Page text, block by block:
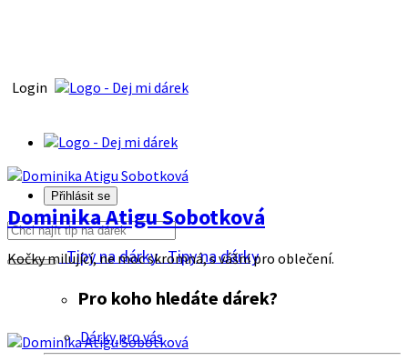
Login
Přihlásit se
Tipy na dárkyTipy na dárky
Pro koho hledáte dárek?
Dárky pro vás
Dominika Atigu Sobotková
Kočky milující, ne moc skromná, s vášni pro oblečení.